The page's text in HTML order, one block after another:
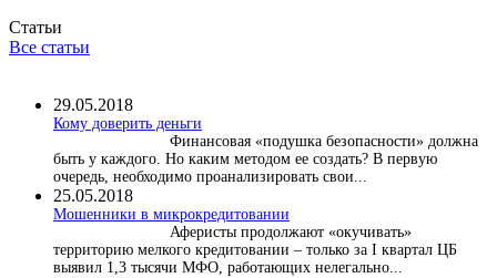
Статьи
Все статьи
29.05.2018
Кому доверить деньги
Финансовая «подушка безопасности» должна
быть у каждого. Но каким методом ее создать? В первую
очередь, необходимо проанализировать свои...
25.05.2018
Мошенники в микрокредитовании
Аферисты продолжают «окучивать»
территорию мелкого кредитовании – только за I квартал ЦБ
выявил 1,3 тысячи МФО, работающих нелегально...